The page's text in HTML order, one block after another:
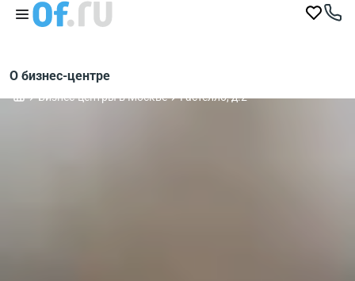
О бизнес-центре
Бизнес-центры в Москве Гастелло, д.2